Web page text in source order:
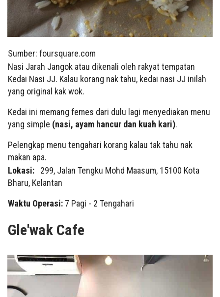
Sumber: foursquare.com
Nasi Jarah Jangok atau dikenali oleh rakyat tempatan
Kedai Nasi JJ. Kalau korang nak tahu, kedai nasi JJ inilah
yang original kak wok.
Kedai ini memang femes dari dulu lagi menyediakan menu
yang simple (nasi, ayam hancur dan kuah kari).
Pelengkap menu tengahari korang kalau tak tahu nak
makan apa.
Lokasi: 299, Jalan Tengku Mohd Maasum, 15100 Kota
Bharu, Kelantan
Waktu Operasi: 7 Pagi - 2 Tengahari
Gle'wak Cafe